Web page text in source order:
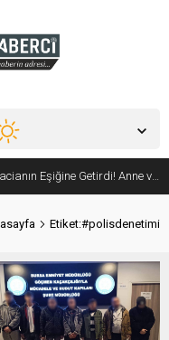
Kamyondan Fırlayan Cisim Facianın Eşiğine Getirdi! Anne ve Bebeği Son Anda Kurtuldu
Etiket:#polisdenetimi